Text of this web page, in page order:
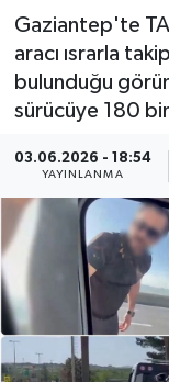
Gaziantep'te
aracı ısrarla
bulunduğu
sürücüye 180
03.06.2026 - 18:54
YAYINLANMA
Sağlık
Si̇yaset
Spor
Yaşam
Anali̇z
Bi̇li̇m &
Dünya
Son Dakika
Haber Arşivi